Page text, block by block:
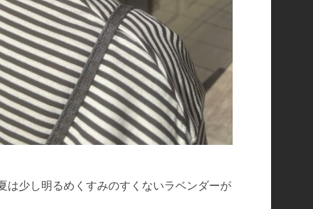
は少し明るめくすみのすくないラベンダーが